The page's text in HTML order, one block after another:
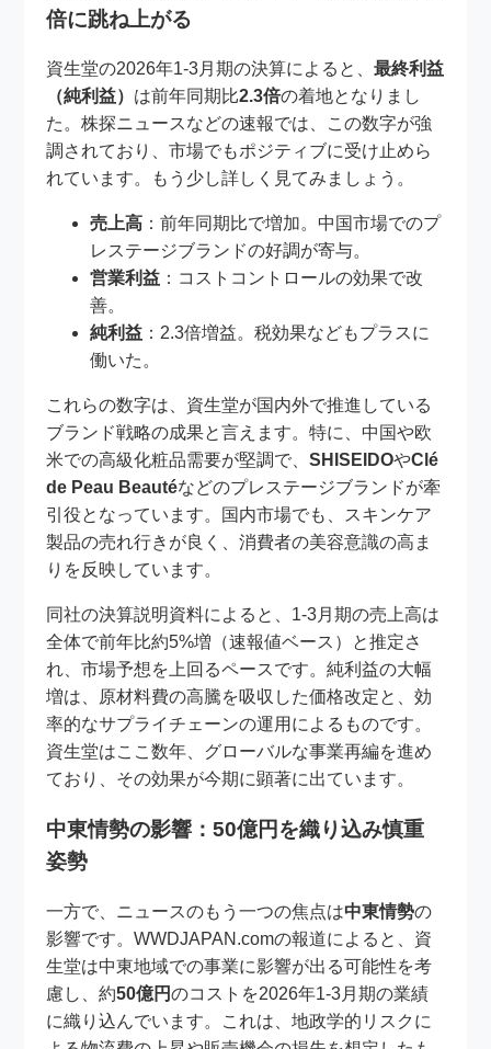
倍に跳ね上がる
資生堂の2026年1-3月期の決算によると、最終利益
（純利益） は前年同期比2.3倍の着地となりまし
た。株探ニュースなどの速報では、この数字が強
調されており、市場でもポジティブに受け止めら
れています。もう少し詳しく見てみましょう。
売上高 ：前年同期比で増加。中国市場でのプ
レステージブランドの好調が寄与。
営業利益 ：コストコントロールの効果で改
善。
純利益 ：2.3倍増益。税効果などもプラスに
働いた。
これらの数字は、資生堂が国内外で推進している
ブランド戦略の成果と言えます。特に、中国や欧
米での高級化粧品需要が堅調で、SHISEIDOやClé
de Peau Beautéなどのプレステージブランドが牽
引役となっています。国内市場でも、スキンケア
製品の売れ行きが良く、消費者の美容意識の高ま
りを反映しています。
同社の決算説明資料によると、1-3月期の売上高は
全体で前年比約5%増（速報値ベース）と推定さ
れ、市場予想を上回るペースです。純利益の大幅
増は、原材料費の高騰を吸収した価格改定と、効
率的なサプライチェーンの運用によるものです。
資生堂はここ数年、グローバルな事業再編を進め
ており、その効果が今期に顕著に出ています。
中東情勢の影響：50億円を織り込み慎重
姿勢
一方で、ニュースのもう一つの焦点は中東情勢の
影響です。WWDJAPAN.comの報道によると、資
生堂は中東地域での事業に影響が出る可能性を考
慮し、約50億円のコストを2026年1-3月期の業績
に織り込んでいます。これは、地政学的リスクに